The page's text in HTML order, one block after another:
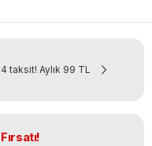
taksit! Aylık 99 TL